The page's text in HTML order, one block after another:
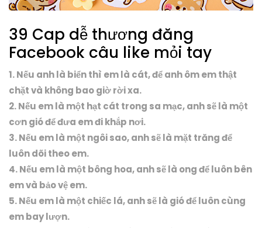
39 Cap dễ thương đăng
Facebook câu like mỏi tay
1. Nếu anh là biển thì em là cát, để anh ôm em thật
chặt và không bao giờ rời xa.
2. Nếu em là một hạt cát trong sa mạc, anh sẽ là một
cơn gió để đưa em đi khắp nơi.
3. Nếu em là một ngôi sao, anh sẽ là mặt trăng để
luôn dõi theo em.
4. Nếu em là một bông hoa, anh sẽ là ong để luôn bên
em và bảo vệ em.
5. Nếu em là một chiếc lá, anh sẽ là gió để luôn cùng
em bay lượn.